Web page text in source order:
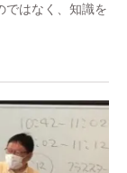
ではなく、知識を